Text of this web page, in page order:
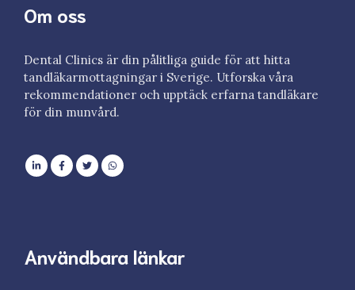
Om oss
Dental Clinics är din pålitliga guide för att hitta
tandläkarmottagningar i Sverige. Utforska våra
rekommendationer och upptäck erfarna tandläkare
för din munvård.
Användbara länkar